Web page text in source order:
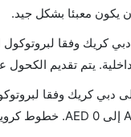
معبئا بشكل جيد.
كريك وفقا لبروتوكول
يتم تقديم الكحول
دبي كريك وفقا